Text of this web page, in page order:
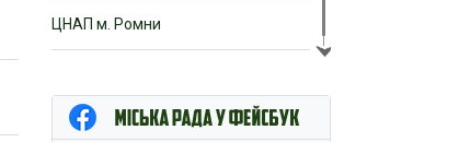
ЦНАП м. Ромни